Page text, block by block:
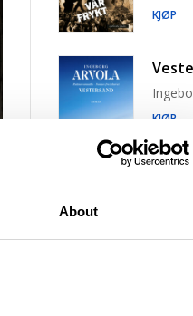
About
KJØP
KJØP